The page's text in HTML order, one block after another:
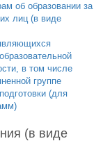
об образовании за
лиц (в виде
в том числе
группе
(для
(в виде